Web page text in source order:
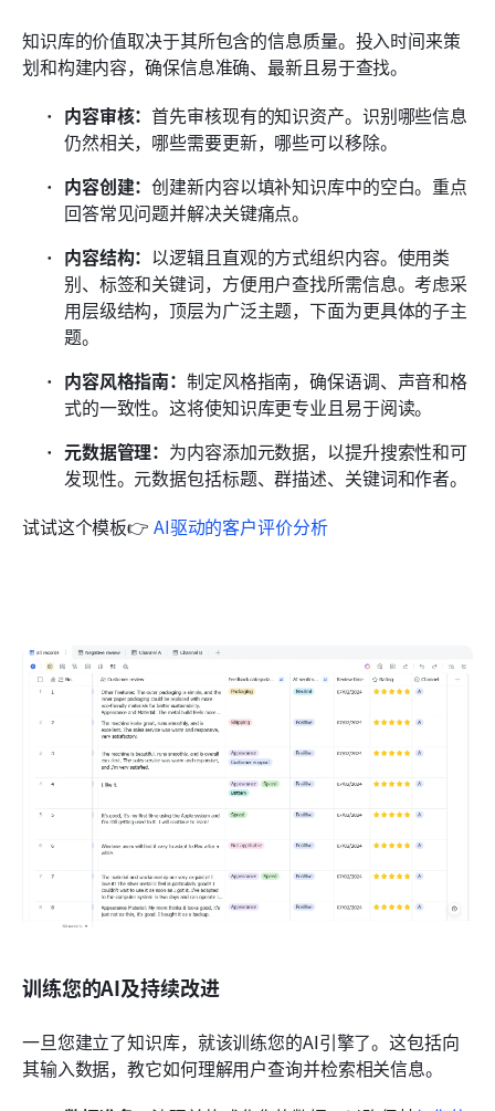
知识库的价值取决于其所包含的信息质量。投入时间来策
划和构建内容，确保信息准确、最新且易于查找。
内容审核： 首先审核现有的知识资产。识别哪些信息
仍然相关，哪些需要更新，哪些可以移除。
内容创建：创建新内容以填补知识库中的空白。重点
回答常见问题并解决关键痛点。
内容结构： 以逻辑且直观的方式组织内容。使用类
别、标签和关键词，方便用户查找所需信息。考虑采
用层级结构，顶层为广泛主题，下面为更具体的子主
题。
内容风格指南：制定风格指南，确保语调、声音和格
式的一致性。这将使知识库更专业且易于阅读。
元数据管理： 为内容添加元数据，以提升搜索性和可
发现性。元数据包括标题、群描述、关键词和作者。
试试这个模板👉 AI驱动的客户评价分析
训练您的AI及持续改进
一旦您建立了知识库，就该训练您的AI引擎了。这包括向
其输入数据，教它如何理解用户查询并检索相关信息。